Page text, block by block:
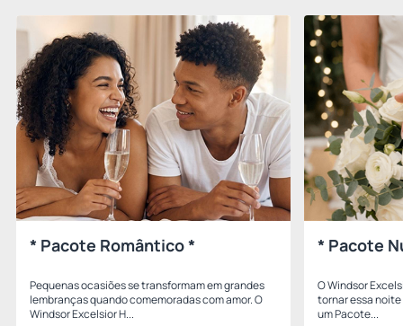
* Pacote Romântico *
Pequenas ocasiões se transformam em grandes
lembranças quando comemoradas com amor. O
Windsor Excelsior H...
* Pacote
O Windsor
tornar essa
um Pacote...